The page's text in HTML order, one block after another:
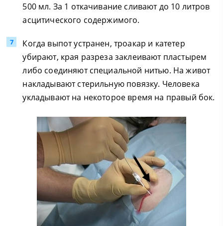
500 мл. За 1 откачивание сливают до 10 литров
асцитического содержимого.
Когда выпот устранен, троакар и катетер
убирают, края разреза заклеивают пластырем
либо соединяют специальной нитью. На живот
накладывают стерильную повязку. Человека
укладывают на некоторое время на правый бок.